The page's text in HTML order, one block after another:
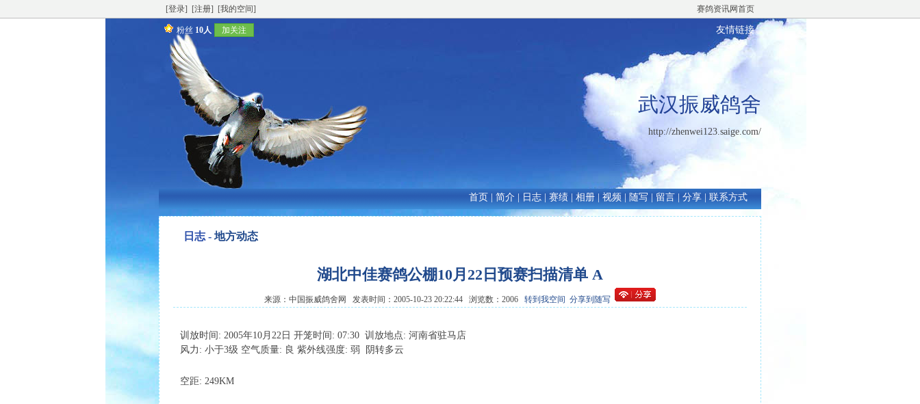
[登录] [注册] [我的空间] 赛鸽资讯网首页
粉丝 10人 加关注 友情链接
武汉振威鸽舍
http://zhenwei123.saige.com/
首页 简介 日志 赛绩 相册 视频 随写 留言 分享 联系方式
日志 - 地方动态
湖北中佳赛鸽公棚10月22日预赛扫描清单 A
来源：中国振威鸽舍网 发表时间：2005-10-23 20:22:44 浏览数：2006 转到我空间 分享到随写
训放时间: 2005年10月22日 开笼时间: 07:30 训放地点: 河南省驻马店
风力: 小于3级 空气质量: 良 紫外线强度: 弱 阴转多云
空距: 249KM